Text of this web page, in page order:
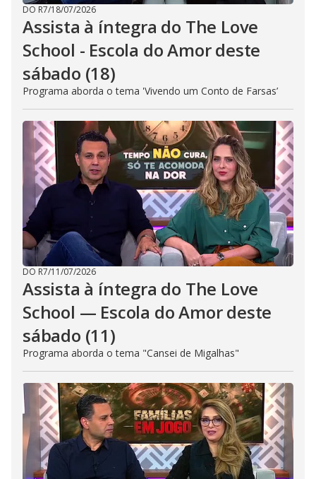
DO R7/18/07/2026
Assista à íntegra do The Love
School - Escola do Amor deste
sábado (18)
Programa aborda o tema 'Vivendo um Conto de Farsas’
DO R7/11/07/2026
Assista à íntegra do The Love
School — Escola do Amor deste
sábado (11)
Programa aborda o tema "Cansei de Migalhas"